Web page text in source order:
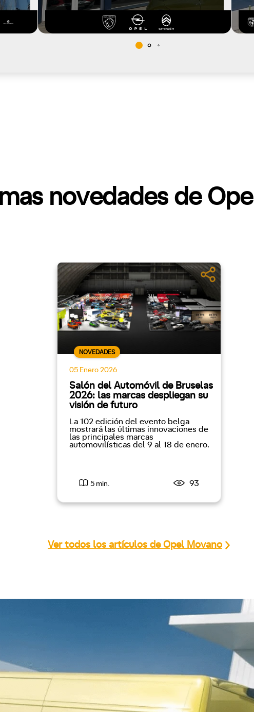
novedades de
NOVEDADES
05 Enero 2026
Salón del Automóvil de Bruselas
2026: las marcas despliegan su
visión de futuro
La 102 edición del evento belga
mostrará las últimas innovaciones de
las principales marcas
automovilísticas del 9 al 18 de enero.
5 min. 93
Ver todos los artículos de Opel Movano